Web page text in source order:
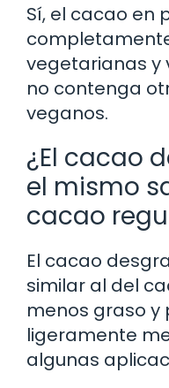
Sí, el cacao en
vegetarianas y
no contenga
veganos.
¿El cacao
el mismo
cacao
El cacao
similar al del
menos graso y
ligeramente
algunas